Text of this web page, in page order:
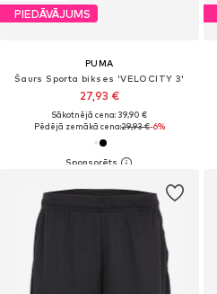
PIEDĀVĀJUMS
PUMA
Šaurs Sporta bikses 'VELOCITY 3'
27,93 €
Sākotnējā cena: 39,90 €
Pēdējā zemākā cena:29,93 €-6%